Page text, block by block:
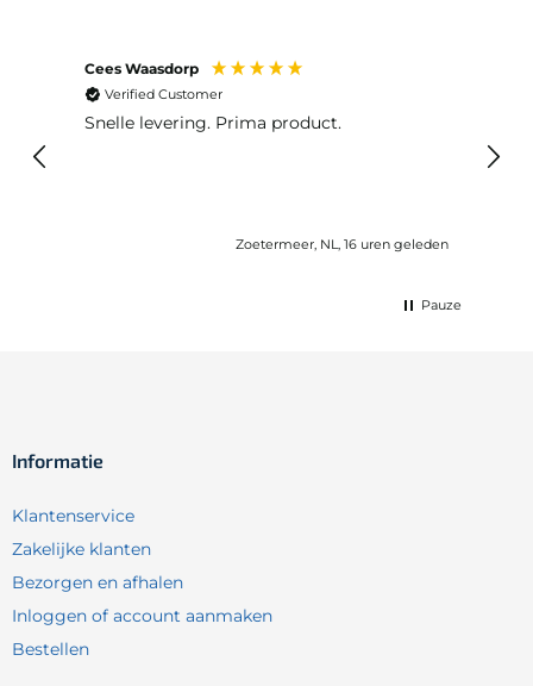
Cees Waasdorp
Verified Customer
Snelle levering. Prima product.
Zoetermeer, NL, 16 uren geleden
lang
Pauze
Informatie
Klantenservice
Zakelijke klanten
Bezorgen en afhalen
Inloggen of account aanmaken
Bestellen